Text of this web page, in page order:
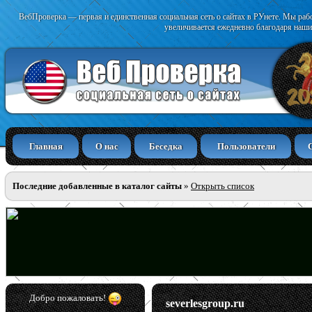
ВебПроверка — первая и единственная социальная сеть о сайтах в РУнете. Мы
увеличивается ежедневно благодаря
Главная О нас Беседка Пользователи
Последние добавленные в каталог сайты » Открыть список
Добро пожаловать! severlesgroup.ru